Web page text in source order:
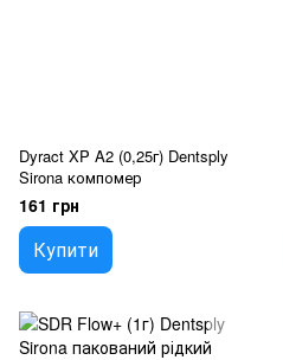
Dyract XP A2 (0,25г) Dentsply
Sirona компомер
161 грн
Купити